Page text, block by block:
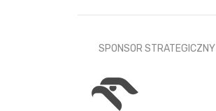
SPONSOR STRATEGICZNY